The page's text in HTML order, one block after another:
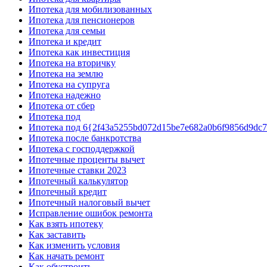
Ипотека для мобилизованных
Ипотека для пенсионеров
Ипотека для семьи
Ипотека и кредит
Ипотека как инвестиция
Ипотека на вторичку
Ипотека на землю
Ипотека на супруга
Ипотека надежно
Ипотека от сбер
Ипотека под
Ипотека под
Ипотека после банкротства
Ипотека с господдержкой
Ипотечные проценты вычет
Ипотечные ставки 2023
Ипотечный калькулятор
Ипотечный кредит
Ипотечный налоговый вычет
Исправление ошибок ремонта
Как взять ипотеку
Как заставить
Как изменить условия
Как начать ремонт